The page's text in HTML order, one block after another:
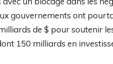
gouvernements ont
de $ pour soutenir
150 milliards en